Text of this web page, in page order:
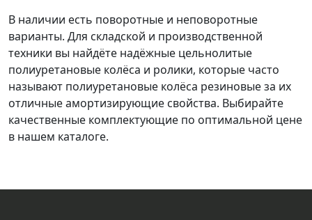
В наличии есть поворотные и неповоротные
варианты. Для складской и производственной
техники вы найдёте надёжные цельнолитые
полиуретановые колёса и ролики, которые часто
называют полиуретановые колёса резиновые за их
отличные амортизирующие свойства. Выбирайте
качественные комплектующие по оптимальной цене
в нашем каталоге.